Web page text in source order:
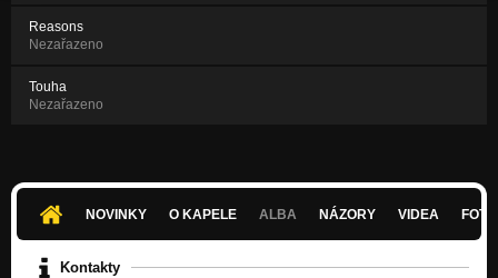
Reasons
Nezařazeno
Touha
Nezařazeno
NOVINKY O KAPELE ALBA NÁZORY VIDEA
Kontakty